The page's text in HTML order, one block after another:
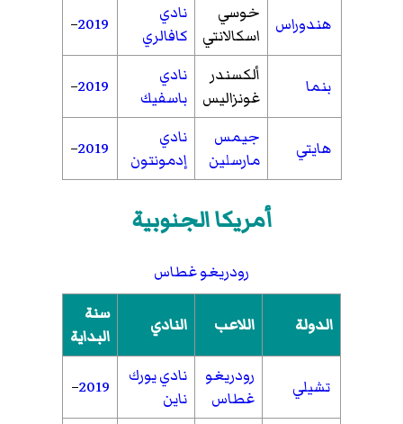
هندوراس
خوسي
اسكالانتي
نادي
كافالري
2019
–
بنما
ألكسندر
غونزاليس
نادي
باسفيك
2019
–
هايتي
جيمس
مارسلين
نادي
إدمونتون
2019
–
أمريكا الجنوبية
رودريغو غطاس
الدولة اللاعب النادي
سنة
البداية
تشيلي
رودريغو
غطاس
نادي يورك
ناين
2019
–